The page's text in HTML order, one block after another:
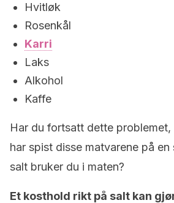
Hvitløk
Rosenkål
Karri
Laks
Alkohol
Kaffe
Har du fortsatt dette
har spist disse matvarene på
salt bruker du i maten?
Et kosthold rikt på salt kan